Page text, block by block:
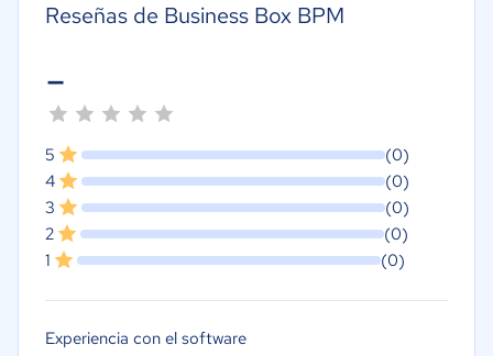
Reseñas de Business Box BPM
-
5
(0)
4
(0)
3
(0)
2
(0)
1
(0)
Experiencia con el software